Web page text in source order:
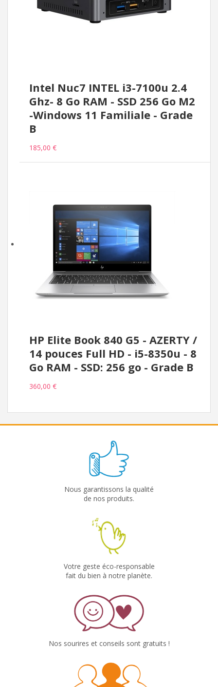
Intel Nuc7 INTEL i3-7100u 2.4
Ghz- 8 Go RAM - SSD 256 Go M2
-Windows 11 Familiale - Grade
B
185,00 €
HP Elite Book 840 G5 - AZERTY /
14 pouces Full HD - i5-8350u - 8
Go RAM - SSD: 256 go - Grade B
360,00 €
Nous garantissons la qualité
de nos produits.
Votre geste éco-responsable
fait du bien à notre planète.
Nos sourires et conseils sont gratuits !